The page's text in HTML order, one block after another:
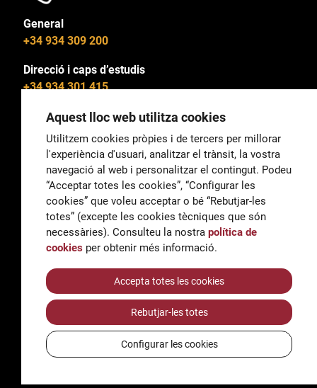
General
+34 934 309 200
Direcció i caps d’estudis
+34 934 301 415
General
correu@escoladeltreball.org
Informació
informacio@escoladeltreball.org
AccessibilitatAvís legal i Política de Privacitat
Política de cookies
Crèdits
Aquest lloc web utilitza cookies
Utilitzem cookies pròpies i de tercers per millorar
l'experiència d'usuari, analitzar el trànsit, la vostra
navegació al web i personalitzar el contingut. Podeu
“Acceptar totes les cookies”, “Configurar les
cookies” que voleu acceptar o bé “Rebutjar-les
totes” (excepte les cookies tècniques que són
necessàries). Consulteu la nostra política de
cookies per obtenir més informació.
Accepta totes les cookies
Rebutjar-les totes
Configurar les cookies